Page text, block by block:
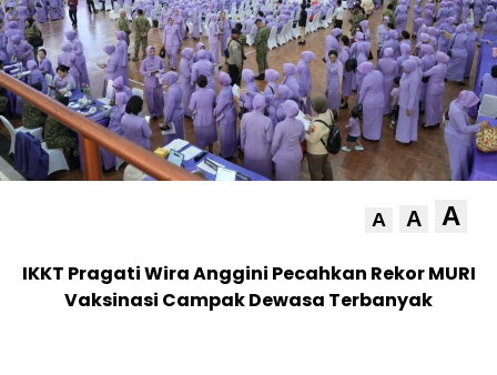
A A A
IKKT Pragati Wira Anggini Pecahkan Rekor MURI
Vaksinasi Campak Dewasa Terbanyak